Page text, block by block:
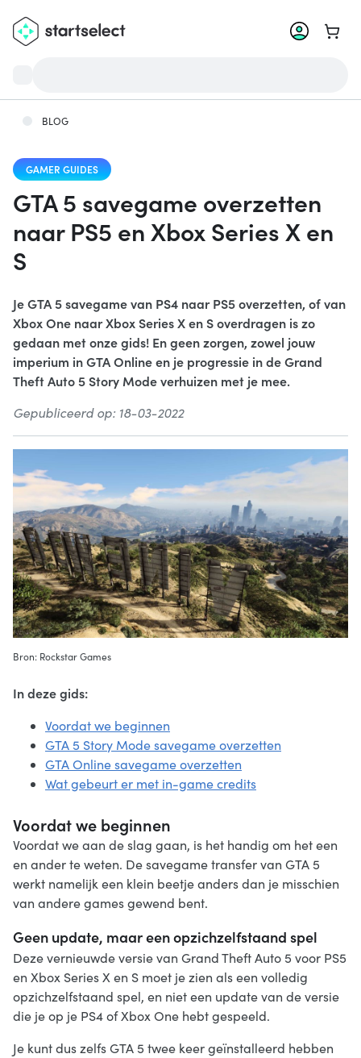
Ga
BLOG
GAMER GUIDES
GTA 5 savegame overzetten
naar PS5 en Xbox Series X en
S
Je GTA 5 savegame van PS4 naar PS5 overzetten, of van
Xbox One naar Xbox Series X en S overdragen is zo
gedaan met onze gids! En geen zorgen, zowel jouw
imperium in GTA Online en je progressie in de Grand
Theft Auto 5 Story Mode verhuizen met je mee.
Gepubliceerd op: 18-03-2022
Bron: Rockstar Games
In deze gids:
Voordat we beginnen
GTA 5 Story Mode savegame overzetten
GTA Online savegame overzetten
Wat gebeurt er met in-game credits
Voordat we beginnen
Voordat we aan de slag gaan, is het handig om het een
en ander te weten. De savegame transfer van GTA 5
werkt namelijk een klein beetje anders dan je misschien
van andere games gewend bent.
Geen update, maar een opzichzelfstaand spel
Deze vernieuwde versie van Grand Theft Auto 5 voor PS5
en Xbox Series X en S moet je zien als een volledig
opzichzelfstaand spel, en niet een update van de versie
die je op je PS4 of Xbox One hebt gespeeld.
Je kunt dus zelfs GTA 5 twee keer geïnstalleerd hebben